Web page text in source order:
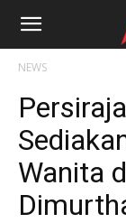
NEWS
Wanita